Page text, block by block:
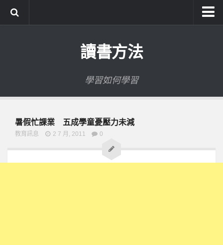
讀書方法
學習如何學習
暑假忙課業 五成學童憂壓力未減
教育訊息 2 7 月, 2011 0